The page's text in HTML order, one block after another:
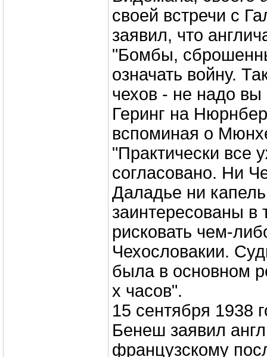
своей встречи с
заявил, что
"Бомбы,
означать войну.
чехов - не надо
Геринг на
вспоминая о
"Практически все
согласовано. Ни
Даладье ни
заинтересованы в
рисковать чем-
Чехословакии.
была в основном
х часов".
15 сентября 1938
Бенеш заявил
французскому